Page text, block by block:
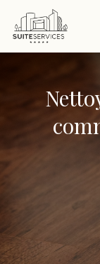
Skip
main